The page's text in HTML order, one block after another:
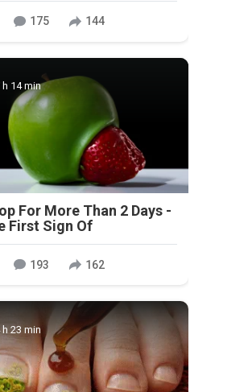
175 144
h 14 min
For More Than 2 Days -
First Sign Of
193 162
h 23 min